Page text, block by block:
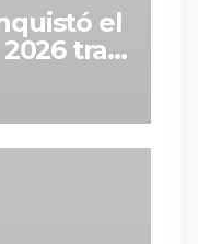
el
tras
en la